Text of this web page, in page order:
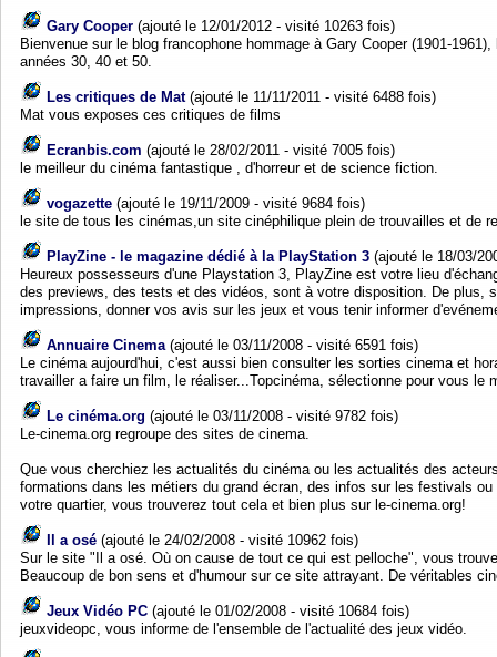
Gary Cooper (ajouté le 12/01/2012 - visité 10263 fois)
Bienvenue sur le blog francophone hommage à Gary Cooper (1901-
années 30, 40 et 50.
Les critiques de Mat(ajouté le 11/11/2011 - visité 6488 fois)
Mat vous exposes ces critiques de films
Ecranbis.com (ajouté le 28/02/2011 - visité 7005 fois)
le meilleur du cinéma fantastique , d'horreur et de science fiction.
vogazette (ajouté le 19/11/2009 - visité 9684 fois)
le site de tous les cinémas,un site cinéphilique plein de trouvailles et de
PlayZine - le magazine dédié à la PlayStation 3 (ajouté le 18/03/
Heureux possesseurs d'une Playstation 3, PlayZine est votre lieu
des previews, des tests et des vidéos, sont à votre disposition. De plus,
impressions, donner vos avis sur les jeux et vous tenir informer
Annuaire Cinema(ajouté le 03/11/2008 - visité 6591 fois)
Le cinéma aujourd'hui, c'est aussi bien consulter les sorties cinema et
travailler a faire un film, le réaliser...Topcinéma, sélectionne pour vous le
Le cinéma.org (ajouté le 03/11/2008 - visité 9782 fois)
Le-cinema.org regroupe des sites de cinema.
Que vous cherchiez les actualités du cinéma ou les actualités des
formations dans les métiers du grand écran, des infos sur les festivals
votre quartier, vous trouverez tout cela et bien plus sur le-cinema.org!
Il a osé (ajouté le 24/02/2008 - visité 10962 fois)
Sur le site "Il a osé. Où on cause de tout ce qui est pelloche", vous
Beaucoup de bon sens et d'humour sur ce site attrayant. De véritables
Jeux Vidéo PC (ajouté le 01/02/2008 - visité 10684 fois)
jeuxvideopc, vous informe de l'ensemble de l'actualité des jeux vidéo.